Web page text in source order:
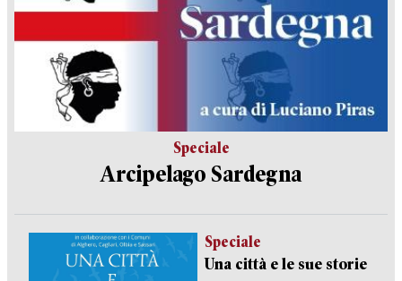
Speciale
Arcipelago Sardegna
Speciale
Una città e le sue storie